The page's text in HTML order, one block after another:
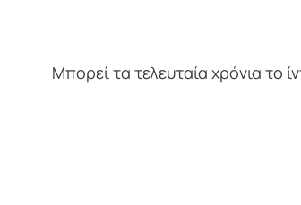
Μπορεί τα τελευταία χρόνια το